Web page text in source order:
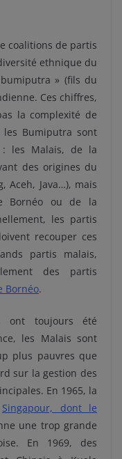
coalitions de partis
ethnique du
» (fils du
Ces chiffres,
la complexité de
les Bumiputra sont
: les Malais, de la
des origines du
Aceh, Java…), mais
Bornéo ou de la
les partis
recouper ces
partis malais,
des partis
Bornéo.
ont toujours été
les Malais sont
plus pauvres que
sur la gestion des
En 1965, la
Singapour, dont le
une trop grande
En 1969, des